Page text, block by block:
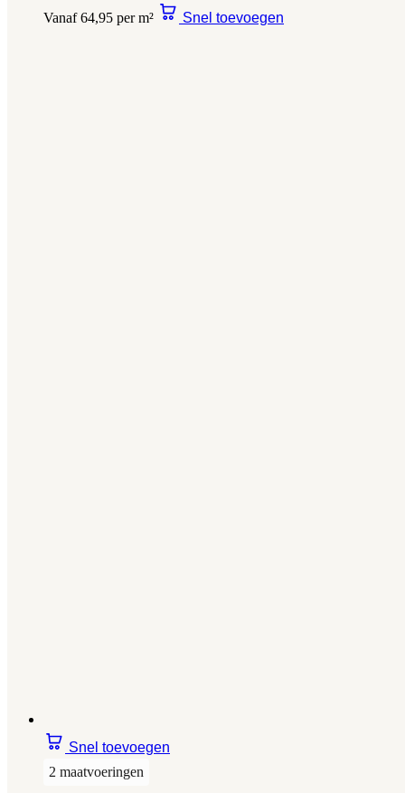
Vanaf 64,95 per m² Snel toevoegen
Snel toevoegen
2 maatvoeringen